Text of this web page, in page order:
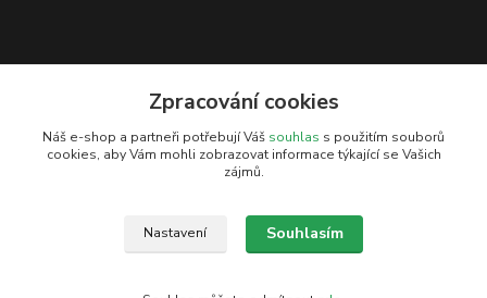
Petr Žejdlík
+420 606 202 092
info@petzejwood.cz
Zpracování cookies
Náš e-shop a partneři potřebují Váš souhlas s použitím souborů
cookies, aby Vám mohli zobrazovat informace týkající se Vašich
zájmů.
Nastavení Souhlasím